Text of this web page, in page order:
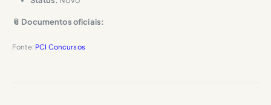
📎 Documentos oficiais:
Fonte: PCI Concursos